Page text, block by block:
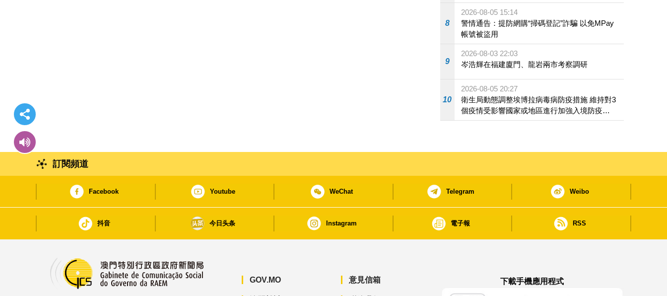
8
2026-08-05 15:14
警情通告：提防網購“掃碼登記”詐騙 以免MPay
帳號被盜用
9
2026-08-03 22:03
岑浩輝在福建廈門、龍岩兩市考察調研
10
2026-08-05 20:27
衛生局動態調整埃博拉病毒病防疫措施 維持對3
個疫情受影響國家或地區進行加強入境防疫措
施
訂閱頻道
Facebook Youtube WeChat Telegram Weibo
抖音 今日头条 Instagram 電子報 RSS
GOV.MO 意見信箱
下載手機應用程式